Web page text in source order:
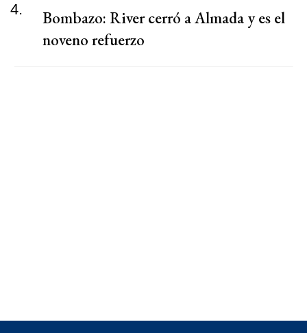
4.
Bombazo: River cerró a Almada y es el
noveno refuerzo